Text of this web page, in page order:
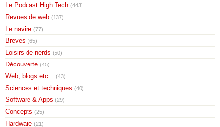
Le Podcast High Tech (443)
Revues de web (137)
Le navire (77)
Breves (65)
Loisirs de nerds (50)
Découverte (45)
Web, blogs etc... (43)
Sciences et techniques (40)
Software & Apps (29)
Concepts (25)
Hardware (21)